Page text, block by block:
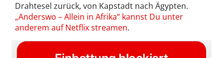
Drahtesel zurück, von Kapstadt nach Ägypten.
„Anderswo – Allein in Afrika“ kannst Du unter
anderem auf Netflix streamen.